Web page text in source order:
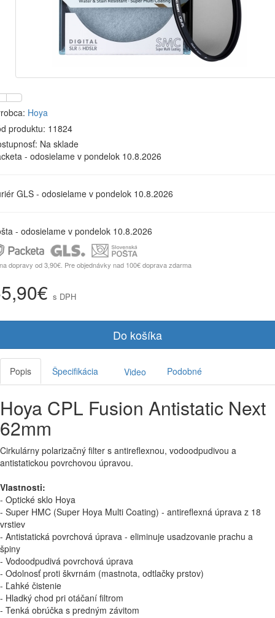
Hoya
produktu: 11824
Na sklade
- odosielame v pondelok 10.8.2026
GLS - odosielame v pondelok 10.8.2026
- odosielame v pondelok 10.8.2026
dopravy od 3,90€. Pre objednávky nad 100€ doprava zdarma
s DPH
Do košíka
Popis Špecifikácia Video Podobné
Hoya CPL Fusion Antistatic Next
62mm
Cirkulárny polarizačný filter s antireflexnou, vodoodpudivou a
antistatickou povrchovou úpravou.
Vlastnosti:
- Optické sklo Hoya
- Super HMC (Super Hoya Multi Coating) - antireflexná úprava z 18
vrstiev
- Antistatická povrchová úprava - eliminuje usadzovanie prachu a
špiny
- Vodoodpudivá povrchová úprava
- Odolnosť proti škvrnám (mastnota, odtlačky prstov)
- Ľahké čistenie
- Hladký chod pri otáčaní filtrom
- Tenká obrúčka s predným závitom